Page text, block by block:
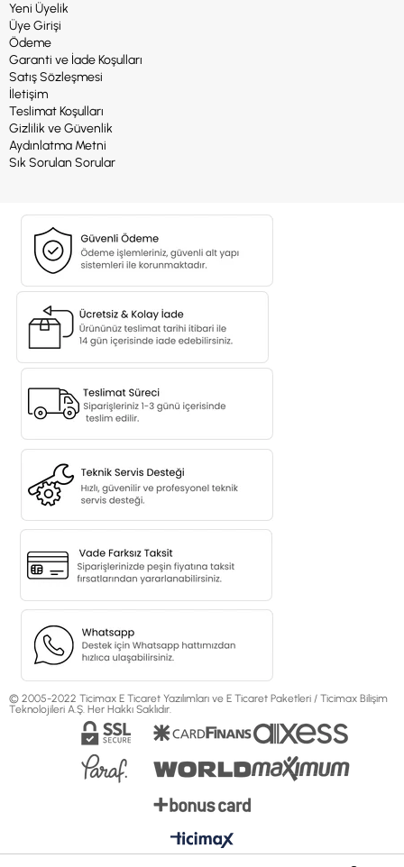
Yeni Üyelik
Üye Girişi
Ödeme
Garanti ve İade Koşulları
Satış Sözleşmesi
İletişim
Teslimat Koşulları
Gizlilik ve Güvenlik
Aydınlatma Metni
Sık Sorulan Sorular
© 2005-2022 Ticimax E Ticaret Yazılımları ve E Ticaret Paketleri / Ticimax Bilişim
Teknolojileri A.Ş. Her Hakkı Saklıdır.